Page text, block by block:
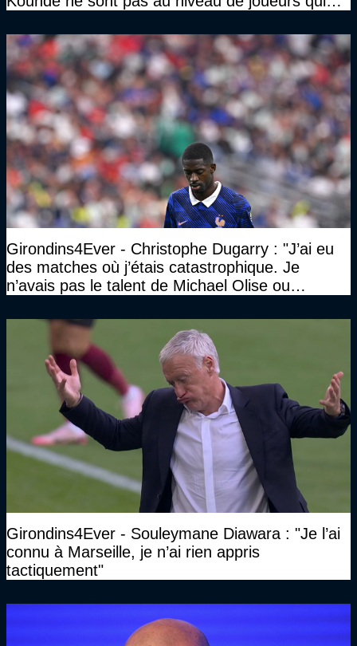
Girondins4Ever - Christophe Dugarry : "J’ai eu
des matches où j’étais catastrophique. Je
n’avais pas le talent de Michael Olise ou
quelque chose d’assez incroyable"
Girondins4Ever - Souleymane Diawara : "Je l’ai
connu à Marseille, je n’ai rien appris
tactiquement"